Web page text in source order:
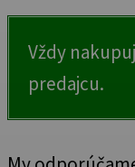
Vždy
predajcu.